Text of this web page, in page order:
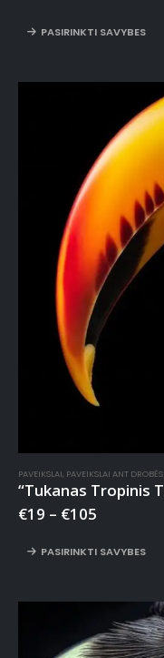
PASIRINKTI SAVYBES
PAVEIKSLAI, PAVEIKSLAI ANT DROBĖS
€19 – €105
PASIRINKTI SAVYBES